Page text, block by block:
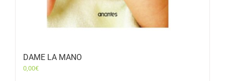
DAME LA MANO
0,00€